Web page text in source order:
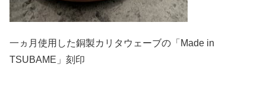
一ヵ月使用した銅製カリタウェーブの「Made in
TSUBAME」刻印